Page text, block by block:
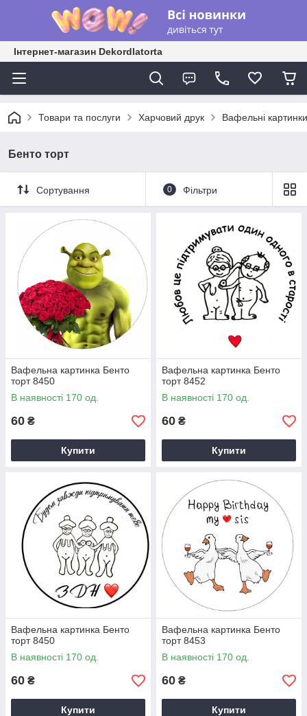
Інтернет-магазин Dekordlatorta
Товари та послуги Харчовий друк Вафельні картинки
Бенто торт
Сортування 0 Фільтри
Вафельна картинка Бенто
торт 8450
В наявності 170 од.
60 ₴
Купити
Вафельна картинка Бенто
торт 8452
В наявності 170 од.
60 ₴
Купити
Вафельна картинка Бенто
торт 8450
В наявності 170 од.
60 ₴
Купити
Вафельна картинка Бенто
торт 8453
В наявності 170 од.
60 ₴
Купити